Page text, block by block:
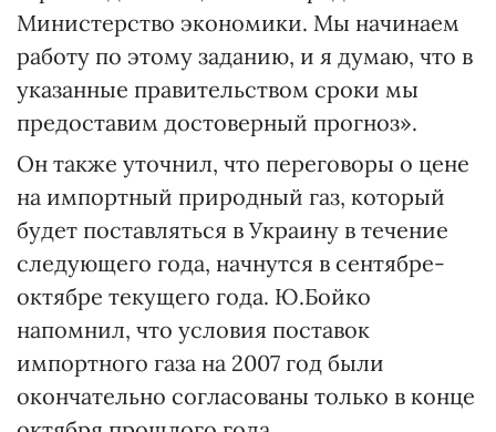
Министерство экономики. Мы начинаем
работу по этому заданию, и я думаю, что в
указанные правительством сроки мы
предоставим достоверный прогноз».
Он также уточнил, что переговоры о цене
на импортный природный газ, который
будет поставляться в Украину в течение
следующего года, начнутся в сентябре-
октябре текущего года. Ю.Бойко
напомнил, что условия поставок
импортного газа на 2007 год были
окончательно согласованы только в конце